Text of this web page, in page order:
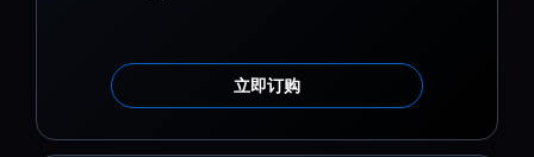
立即订购